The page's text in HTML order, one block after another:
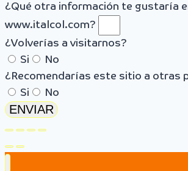
¿Qué otra información te gustaría
www.italcol.com?
¿Volverías a visitarnos?
Si
No
¿Recomendarías este sitio a otras
Si
No
ENVIAR